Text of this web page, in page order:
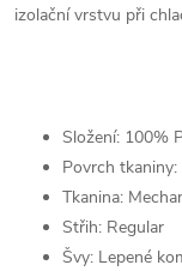
izolační vrstvu při
Složení: 100%
Povrch
Tkanina:
Střih: Regular
Švy: Lepené